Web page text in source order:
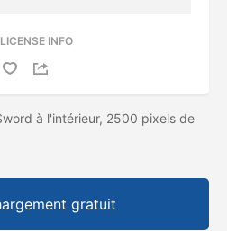
LICENSE INFO
à l'intérieur, 2500 pixels de
gratuit